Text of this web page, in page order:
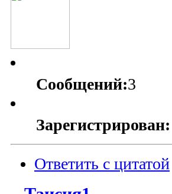
Сообщений:3
Зарегистрирован:
Ответить с цитатой